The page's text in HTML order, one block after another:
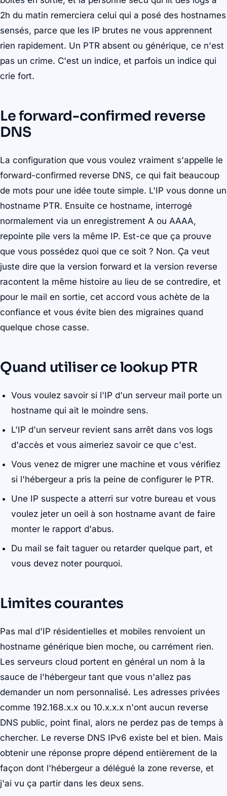
2h du matin remerciera celui qui a posé des hostnames
sensés, parce que les IP brutes ne vous apprennent
rien rapidement. Un PTR absent ou générique, ce n'est
pas un crime. C'est un indice, et parfois un indice qui
crie fort.
Le forward-confirmed reverse
DNS
La configuration que vous voulez vraiment s'appelle le
forward-confirmed reverse DNS, ce qui fait beaucoup
de mots pour une idée toute simple. L'IP vous donne un
hostname PTR. Ensuite ce hostname, interrogé
normalement via un enregistrement A ou AAAA,
repointe pile vers la même IP. Est-ce que ça prouve
que vous possédez quoi que ce soit ? Non. Ça veut
juste dire que la version forward et la version reverse
racontent la même histoire au lieu de se contredire, et
pour le mail en sortie, cet accord vous achète de la
confiance et vous évite bien des migraines quand
quelque chose casse.
Quand utiliser ce lookup PTR
Vous voulez savoir si l'IP d'un serveur mail porte un
hostname qui ait le moindre sens.
L'IP d'un serveur revient sans arrêt dans vos logs
d'accès et vous aimeriez savoir ce que c'est.
Vous venez de migrer une machine et vous vérifiez
si l'hébergeur a pris la peine de configurer le PTR.
Une IP suspecte a atterri sur votre bureau et vous
voulez jeter un oeil à son hostname avant de faire
monter le rapport d'abus.
Du mail se fait taguer ou retarder quelque part, et
vous devez noter pourquoi.
Limites courantes
Pas mal d'IP résidentielles et mobiles renvoient un
hostname générique bien moche, ou carrément rien.
Les serveurs cloud portent en général un nom à la
sauce de l'hébergeur tant que vous n'allez pas
demander un nom personnalisé. Les adresses privées
comme 192.168.x.x ou 10.x.x.x n'ont aucun reverse
DNS public, point final, alors ne perdez pas de temps à
chercher. Le reverse DNS IPv6 existe bel et bien. Mais
obtenir une réponse propre dépend entièrement de la
façon dont l'hébergeur a délégué la zone reverse, et
j'ai vu ça partir dans les deux sens.